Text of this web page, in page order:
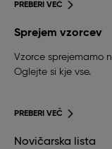
PREBERI VEČ
Sprejem vzorcev
Vzorce sprejemamo
Oglejte si kje vse.
PREBERI VEČ
Novičarska lista